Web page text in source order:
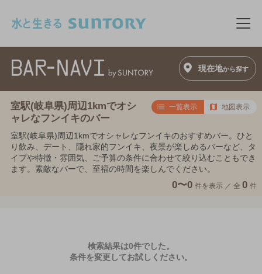
メ
現在地から探す
室駅(岐阜県)周辺1kmでオシ
ャレなフンイキのバー
一覧表示 地図表示
室駅(岐阜県)周辺1kmでオシャレなフンイキのおすすめバー。ひと
り飲み、デート、隠れ家的フンイキ、夜景が楽しめるバーなど、タ
イプや特徴・雰囲気、ご予算の条件に合わせて絞り込むこともでき
ます。素敵なバーで、至福の時間を楽しんでください。
0〜0 件を表示 ／ 全 0 件
検索結果は0件でした。
条件を変更してお試しください。